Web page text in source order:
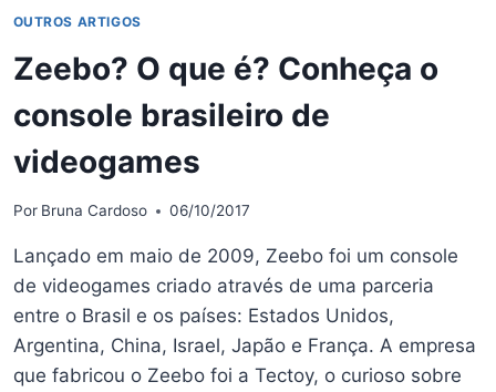
OUTROS ARTIGOS
Zeebo? O que é? Conheça o
console brasileiro de
videogames
Por Bruna Cardoso 06/10/2017
Lançado em maio de 2009, Zeebo foi um console
de videogames criado através de uma parceria
entre o Brasil e os países: Estados Unidos,
Argentina, China, Israel, Japão e França. A empresa
que fabricou o Zeebo foi a Tectoy, o curioso sobre